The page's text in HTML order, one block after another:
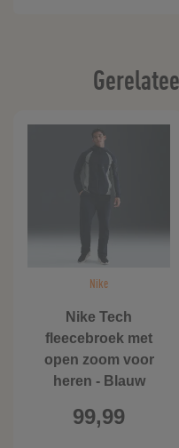
Nike
Nike Tech
fleecebroek met
open zoom voor
heren - Blauw
99,99